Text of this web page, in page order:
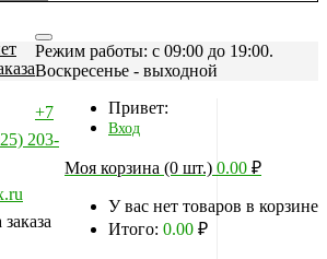
Режим работы: c 09:00 до 19:00.
Воскресенье - выходной
Привет:
Вход
Моя корзина (0 шт.) 0.00 ₽
У вас нет товаров в корзине
Итого: 0.00 ₽
+7
203-